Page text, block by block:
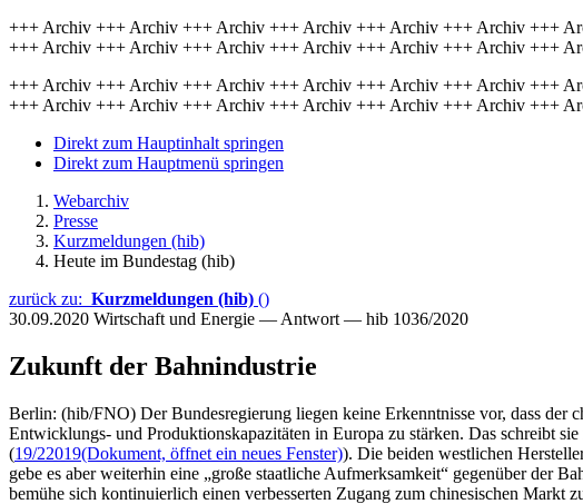
+++ Archiv +++ Archiv +++ Archiv +++ Archiv +++ Archiv +++ Archiv +++
+++ Archiv +++ Archiv +++ Archiv +++ Archiv +++ Archiv +++ Archiv +++
+++ Archiv +++ Archiv +++ Archiv +++ Archiv +++ Archiv +++ Archiv +++
+++ Archiv +++ Archiv +++ Archiv +++ Archiv +++ Archiv +++ Archiv +++
Direkt zum Hauptinhalt springen
Direkt zum Hauptmenü springen
Webarchiv
Presse
Kurzmeldungen (hib)
Heute im Bundestag (hib)
zurück zu: Kurzmeldungen (hib) ()
30.09.2020 Wirtschaft und Energie — Antwort — hib 1036/2020
Zukunft der Bahnindustrie
Berlin: (hib/FNO) Der Bundesregierung liegen keine Erkenntnisse vor, dass
Entwicklungs- und Produktionskapazitäten in Europa zu stärken. Das schreibt
(19/22019(Dokument, öffnet ein neues Fenster)). Die beiden westlichen
gebe es aber weiterhin eine „große staatliche Aufmerksamkeit“ gegenüber der
bemühe sich kontinuierlich einen verbesserten Zugang zum chinesischen Markt